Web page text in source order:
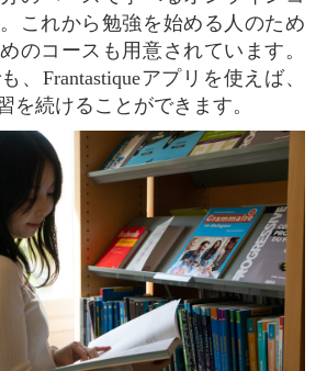
これから勉強を始める人のため
のコースも用意されています。
、Frantastiqueアプリを使えば、
を続けることができます。